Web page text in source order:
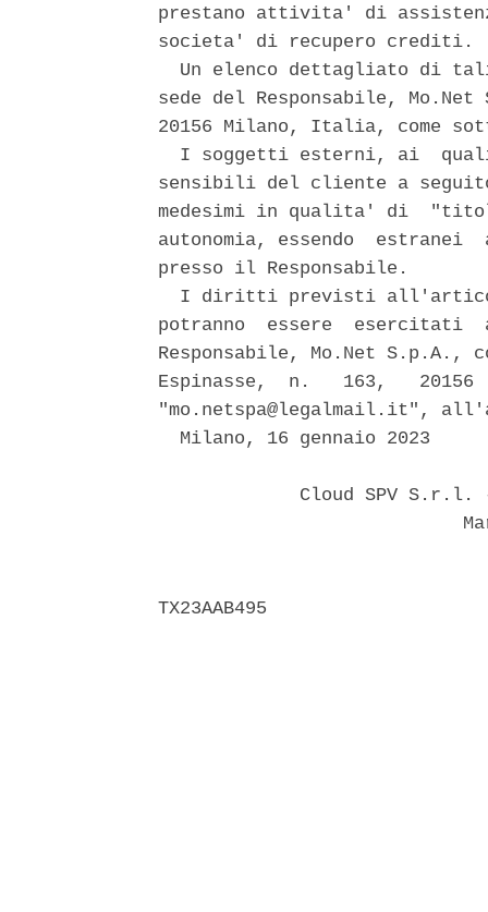
prestano attivita' di
societa' di recupero crediti.
Un elenco dettagliato di
sede del Responsabile,
20156 Milano, Italia, come
I soggetti esterni, ai
sensibili del cliente a
medesimi in qualita' di
autonomia, essendo
presso il Responsabile.
I diritti previsti
potranno  essere  esercitati
Responsabile, Mo.Net
Espinasse,  n.   163,
"mo.netspa@legalmail.it",
  Milano, 16 gennaio 2023
Cloud SPV